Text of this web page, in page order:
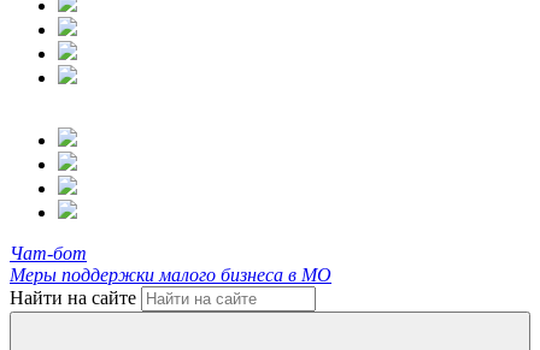
Чат-бот
Меры поддержки малого бизнеса в МО
Найти на сайте